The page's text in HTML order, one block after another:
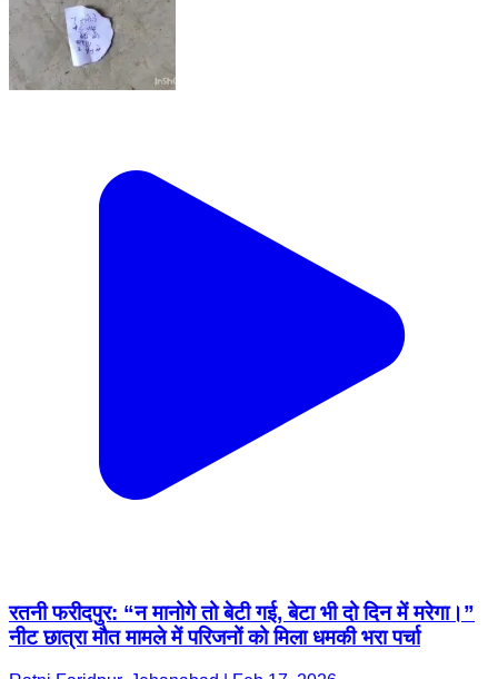
रतनी फरीदपुर: “न मानोगे तो बेटी गई, बेटा भी दो दिन में मरेगा।”
नीट छात्रा मौत मामले में परिजनों को मिला धमकी भरा पर्चा